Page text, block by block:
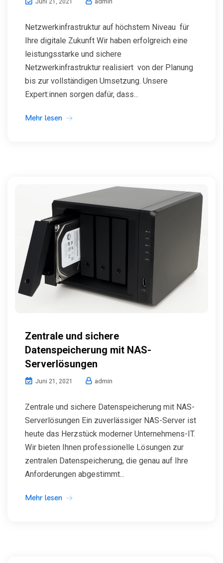
Juni 21, 2021
Netzwerkinfrastruktur auf höchstem Niveau für
Ihre digitale Zukunft Wir haben erfolgreich eine
leistungsstarke und sichere
Netzwerkinfrastruktur realisiert von der Planung
bis zur vollständigen Umsetzung. Unsere
Expert:innen sorgen dafür, dass...
Mehr lesen
Zentrale und sichere
Datenspeicherung mit NAS-
Serverlösungen
Juni 21, 2021 admin
Zentrale und sichere Datenspeicherung mit NAS-
Serverlösungen Ein zuverlässiger NAS-Server ist
heute das Herzstück moderner Unternehmens-IT.
Wir bieten Ihnen professionelle Lösungen zur
zentralen Datenspeicherung, die genau auf Ihre
Anforderungen abgestimmt...
Mehr lesen